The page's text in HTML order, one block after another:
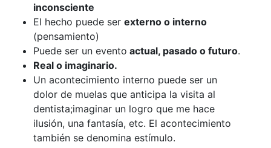
inconsciente
El hecho puede ser externo o interno
(pensamiento)
Puede ser un evento actual, pasado o futuro.
Real o imaginario.
Un acontecimiento interno puede ser un
dolor de muelas que anticipa la visita al
dentista;imaginar un logro que me hace
ilusión, una fantasía, etc. El acontecimiento
también se denomina estímulo.